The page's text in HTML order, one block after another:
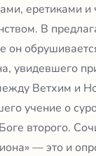
еретиками и
В
он
увидевшего
Ветхим и
учение о
второго.
— это и